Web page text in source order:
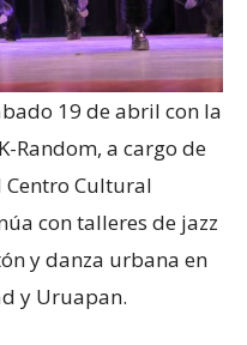
19 de abril con la
Random, a cargo de
Centro Cultural
con talleres de jazz
y danza urbana en
y Uruapan.